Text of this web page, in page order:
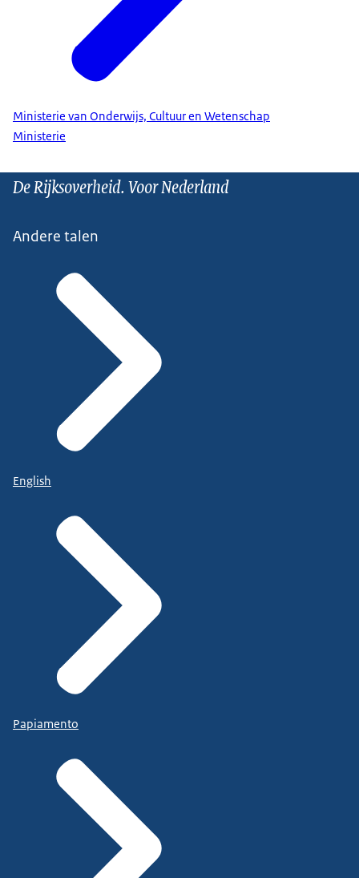
Ministerie van Onderwijs, Cultuur en Wetenschap
Ministerie
De Rijksoverheid. Voor Nederland
Andere talen
English
Papiamento